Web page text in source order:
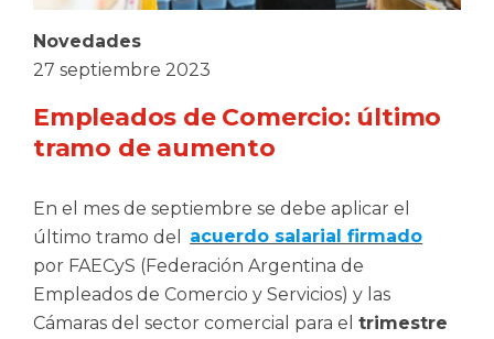
Novedades
27 septiembre 2023
Empleados de Comercio: último
tramo de aumento
En el mes de septiembre se debe aplicar el
último tramo del
acuerdo salarial firmado
por FAECyS (Federación Argentina de
Empleados de Comercio y Servicios) y las
Cámaras del sector comercial para el trimestre